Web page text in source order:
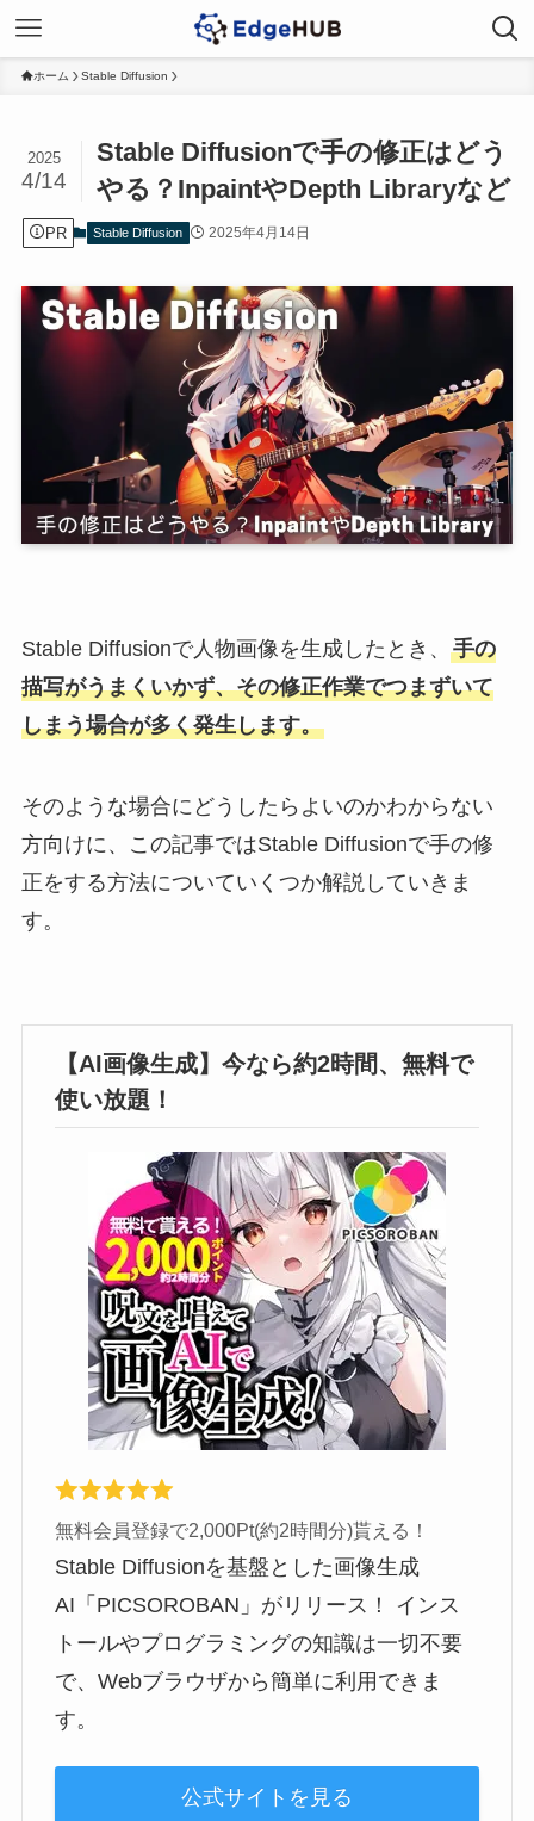
ホーム Stable Diffusion
Stable Diffusionで手の修正はどう
やる？InpaintやDepth Libraryなど
2025
4/14
PR Stable Diffusion 2025年4月14日
Stable Diffusionで人物画像を生成したとき、 手の
描写がうまくいかず、その修正作業でつまずいて
しまう場合が多く発生します。
そのような場合にどうしたらよいのかわからない
方向けに、この記事ではStable Diffusionで手の修
正をする方法についていくつか解説していきま
す。
【AI画像生成】今なら約2時間、無料で
使い放題！
無料会員登録で2,000Pt(約2時間分)貰える！
Stable Diffusionを基盤とした画像生成
AI「PICSOROBAN」がリリース！ インス
トールやプログラミングの知識は一切不要
で、Webブラウザから簡単に利用できま
す。
公式サイトを見る